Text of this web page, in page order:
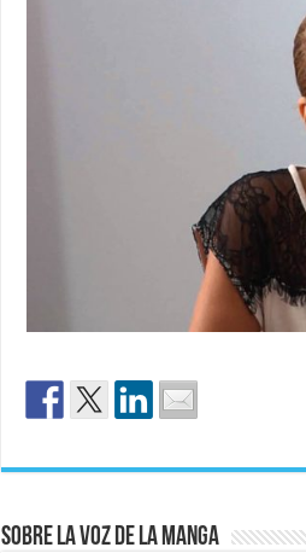
Sobre La Voz de La Manga